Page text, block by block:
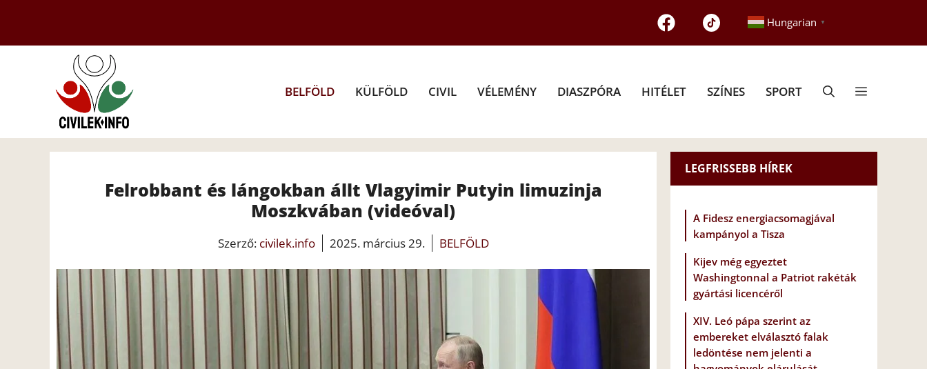
tartalomba
Hungarian ▼
BELFÖLD KÜLFÖLD CIVIL VÉLEMÉNY DIASZPÓRA HITÉLET SZÍNES SPORT
Felrobbant és lángokban állt Vlagyimir Putyin limuzinja
Moszkvában (videóval)
Szerző: civilek.info 2025. március 29. BELFÖLD
LEGFRISSEBB HÍREK
A Fidesz energiacsomagjával
kampányol a Tisza
Kijev még egyeztet
Washingtonnal a Patriot rakéták
gyártási licencéről
XIV. Leó pápa szerint az
embereket elválasztó falak
ledöntése nem jelenti a